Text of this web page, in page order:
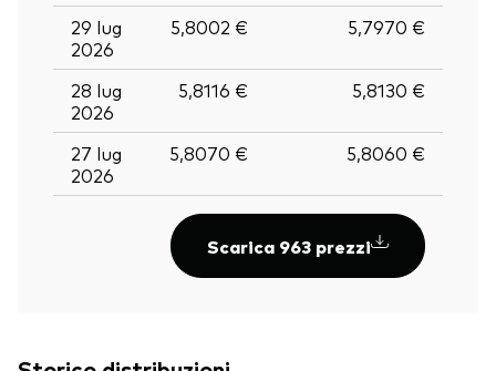
Torna in
29 lug
2026
5,8002 € 5,7970 €
28 lug
2026
5,8116 € 5,8130 €
27 lug
2026
5,8070 € 5,8060 €
Scarica 963 prezzi